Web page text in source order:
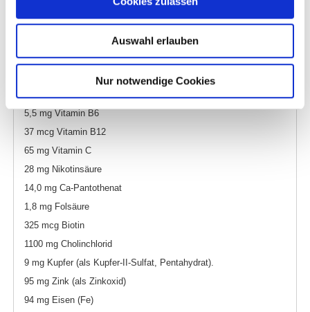
Auswahl erlauben
Nur notwendige Cookies
14000 I.E. Vitamin A
47 mg Vitamin E
4,7 mg Vitamin B1
5,5 mg Vitamin B6
37 mcg Vitamin B12
65 mg Vitamin C
28 mg Nikotinsäure
14,0 mg Ca-Pantothenat
1,8 mg Folsäure
325 mcg Biotin
1100 mg Cholinchlorid
9 mg Kupfer (als Kupfer-II-Sulfat, Pentahydrat).
95 mg Zink (als Zinkoxid)
94 mg Eisen (Fe)